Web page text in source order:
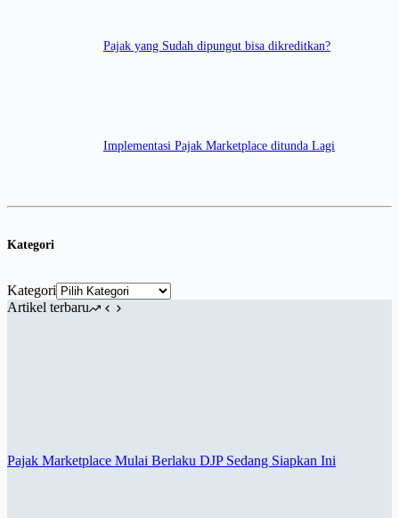
Pajak yang Sudah dipungut bisa dikreditkan?
Implementasi Pajak Marketplace ditunda Lagi
Kategori
Kategori
Artikel terbaru
Pajak Marketplace Mulai Berlaku DJP Sedang Siapkan Ini